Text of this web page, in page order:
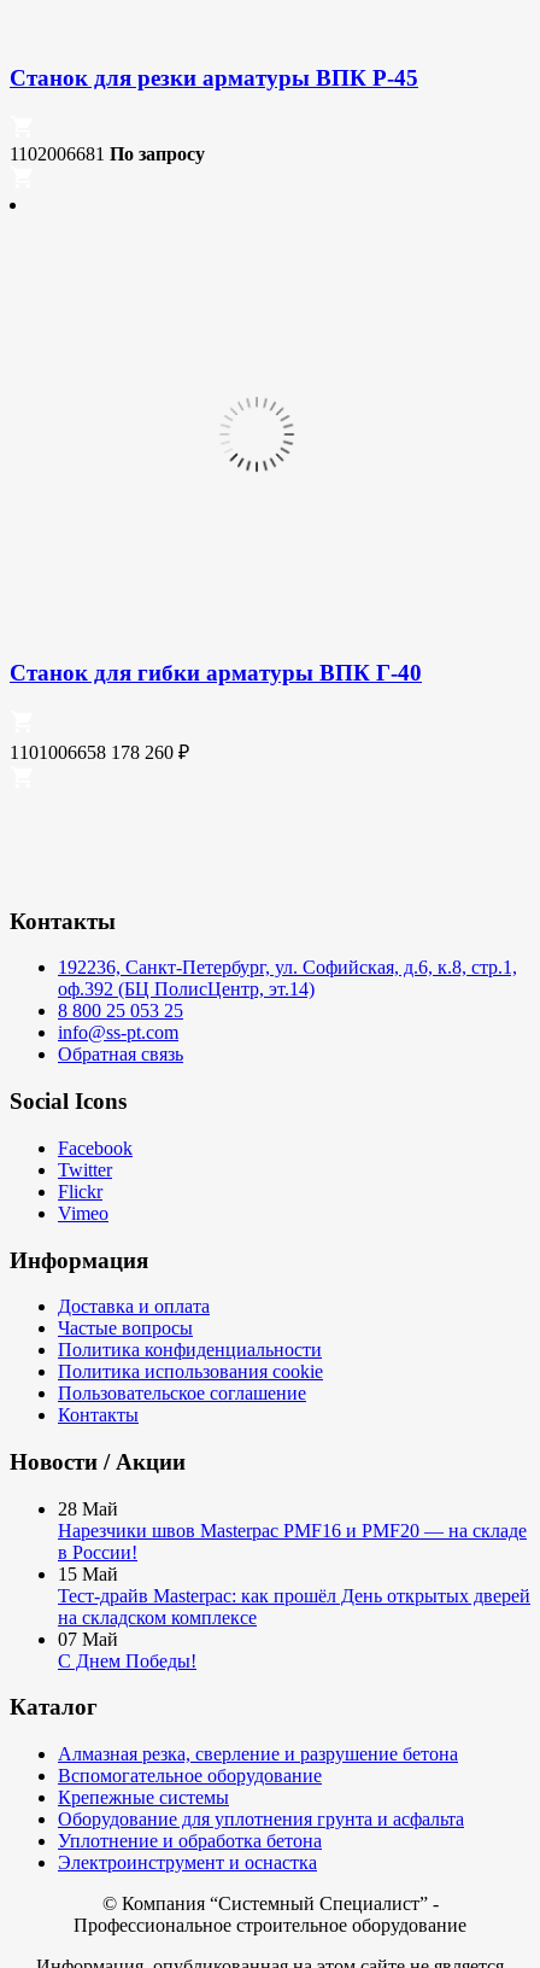
Станок для резки арматуры ВПК Р-45
1102006681 По запросу
Станок для гибки арматуры ВПК Г-40
1101006658 178 260 ₽
Контакты
192236, Санкт-Петербург, ул. Софийская, д.6, к.8, стр.1,
оф.392 (БЦ ПолисЦентр, эт.14)
8 800 25 053 25
info@ss-pt.com
Обратная связь
Social Icons
Facebook
Twitter
Flickr
Vimeo
Информация
Доставка и оплата
Частые вопросы
Политика конфиденциальности
Политика использования cookie
Пользовательское соглашение
Контакты
Новости / Акции
28 Май
Нарезчики швов Masterpac PMF16 и PMF20 — на складе
в России!
15 Май
Тест-драйв Masterpac: как прошёл День открытых дверей
на складском комплексе
07 Май
С Днем Победы!
Каталог
Алмазная резка, сверление и разрушение бетона
Вспомогательное оборудование
Крепежные системы
Оборудование для уплотнения грунта и асфальта
Уплотнение и обработка бетона
Электроинструмент и оснастка
© Компания “Системный Специалист” -
Профессиональное строительное оборудование